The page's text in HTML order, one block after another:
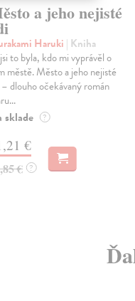
a jeho nejisté
Haruki | Kniha
to byla, kdo mi vyprávěl o
městě. Město a jeho nejisté
dlouho očekávaný román
sklade ?
€
€ ?